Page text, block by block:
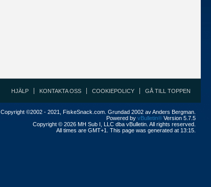
HJÄLP KONTAKTA OSS COOKIEPOLICY GÅ TILL TOPPEN
Copyright ©2002 - 2021, FiskeSnack.com. Grundad 2002 av Anders Bergman.
Powered by vBulletin® Version 5.7.5
Copyright © 2026 MH Sub I, LLC dba vBulletin. All rights reserved.
All times are GMT+1. This page was generated at 13:15.